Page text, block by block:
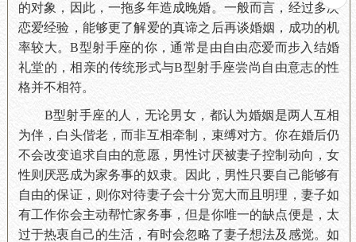
的对象，因此，一拖多年造成晚婚。一般而言，经过多次
恋爱经验，能够更了解爱的真谛之后再谈婚姻，成功的机
率较大。B型射手座的你，通常是由自由恋爱而步入结婚
礼堂的，相亲的传统形式与B型射手座尝尚自由意志的性
格并不相符。
B型射手座的人，无论男女，都认为婚姻是两人互相
为伴，白头偕老，而非互相牵制，束缚对方。你在婚后仍
不会改变追求自由的意愿，男性讨厌被妻子控制动向，女
性则厌恶成为家务事的奴隶。因此，男性只要自己能够有
自由的保证，则你对待妻子会十分宽大而且明理，妻子如
有工作你会主动帮忙家务事，但是你唯一的缺点便是，太
过于热衷自己的生活，有时会忽略了妻子想法及感觉。如